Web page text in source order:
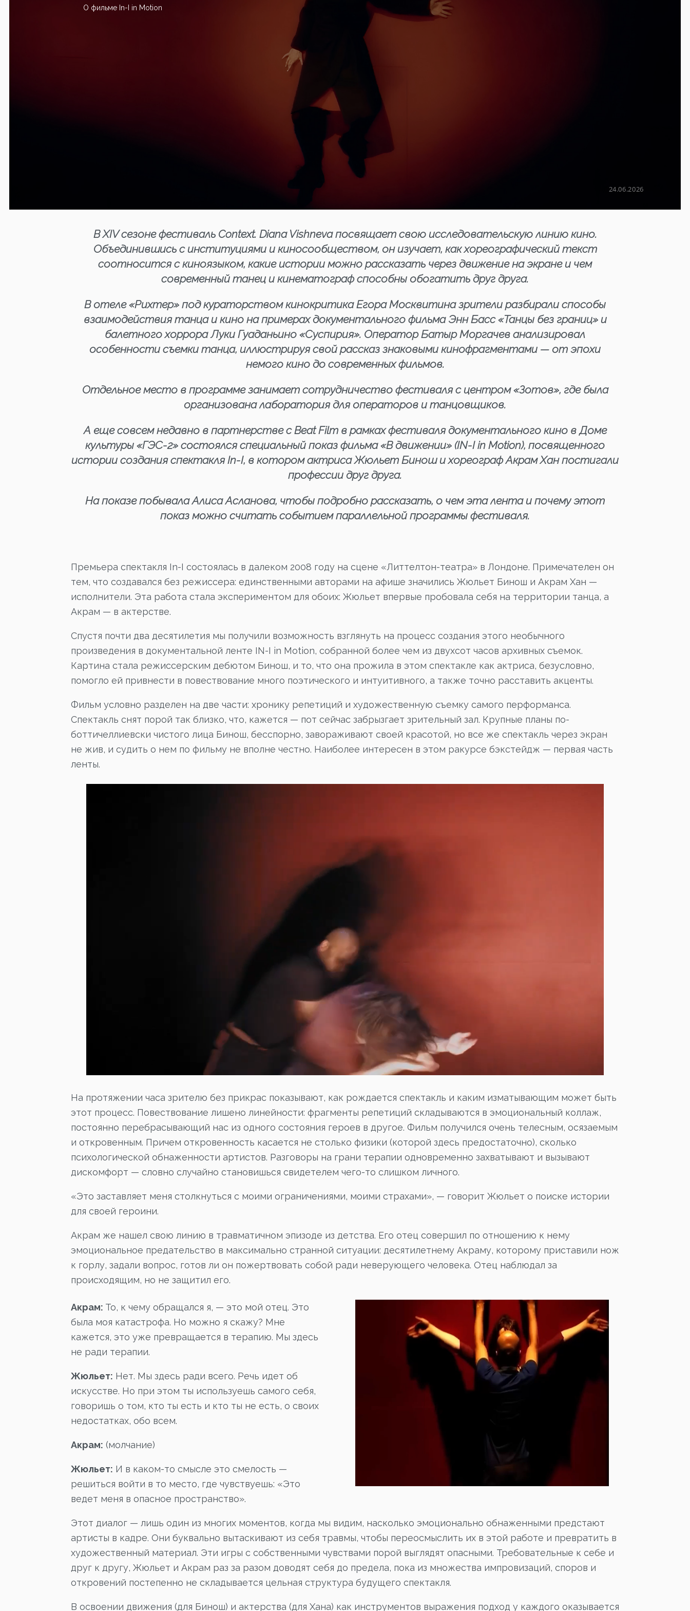
О фильме In-I in Motion
24.06.2026
В XIV сезоне фестиваль Context. Diana Vishneva посвящает свою исследовательскую линию кино.
Объединившись с институциями и киносообществом, он изучает, как хореографический текст
соотносится с киноязыком, какие истории можно рассказать через движение на экране и чем
современный танец и кинематограф способны обогатить друг друга.
В отеле «Рихтер» под кураторством кинокритика Егора Москвитина зрители разбирали способы
взаимодействия танца и кино на примерах документального фильма Энн Басс «Танцы без границ» и
балетного хоррора Луки Гуаданьино «Суспирия». Оператор Батыр Моргачев анализировал
особенности съемки танца, иллюстрируя свой рассказ знаковыми кинофрагментами — от эпохи
немого кино до современных фильмов.
Отдельное место в программе занимает сотрудничество фестиваля с центром «Зотов», где была
организована лаборатория для операторов и танцовщиков.
А еще совсем недавно в партнерстве с Beat Film в рамках фестиваля документального кино в Доме
культуры «ГЭС-2» состоялся специальный показ фильма «В движении» (IN-I in Motion), посвященного
истории создания спектакля In-I, в котором актриса Жюльет Бинош и хореограф Акрам Хан постигали
профессии друг друга.
На показе побывала Алиса Асланова, чтобы подробно рассказать, о чем эта лента и почему этот
показ можно считать событием параллельной программы фестиваля.
Премьера спектакля In-I состоялась в далеком 2008 году на сцене «Литтелтон-театра» в Лондоне. Примечателен он
тем, что создавался без режиссера: единственными авторами на афише значились Жюльет Бинош и Акрам Хан —
исполнители. Эта работа стала экспериментом для обоих: Жюльет впервые пробовала себя на территории танца, а
Акрам — в актерстве.
Спустя почти два десятилетия мы получили возможность взглянуть на процесс создания этого необычного
произведения в документальной ленте IN-I in Motion, собранной более чем из двухсот часов архивных съемок.
Картина стала режиссерским дебютом Бинош, и то, что она прожила в этом спектакле как актриса, безусловно,
помогло ей привнести в повествование много поэтического и интуитивного, а также точно расставить акценты.
Фильм условно разделен на две части: хронику репетиций и художественную съемку самого перформанса.
Спектакль снят порой так близко, что, кажется — пот сейчас забрызгает зрительный зал. Крупные планы по-
боттичеллиевски чистого лица Бинош, бесспорно, завораживают своей красотой, но все же спектакль через экран
не жив, и судить о нем по фильму не вполне честно. Наиболее интересен в этом ракурсе бэкстейдж — первая часть
ленты.
На протяжении часа зрителю без прикрас показывают, как рождается спектакль и каким изматывающим может быть
этот процесс. Повествование лишено линейности: фрагменты репетиций складываются в эмоциональный коллаж,
постоянно перебрасывающий нас из одного состояния героев в другое. Фильм получился очень телесным, осязаемым
и откровенным. Причем откровенность касается не столько физики (которой здесь предостаточно), сколько
психологической обнаженности артистов. Разговоры на грани терапии одновременно захватывают и вызывают
дискомфорт — словно случайно становишься свидетелем чего-то слишком личного.
«Это заставляет меня столкнуться с моими ограничениями, моими страхами», — говорит Жюльет о поиске истории
для своей героини.
Акрам же нашел свою линию в травматичном эпизоде из детства. Его отец совершил по отношению к нему
эмоциональное предательство в максимально странной ситуации: десятилетнему Акраму, которому приставили нож
к горлу, задали вопрос, готов ли он пожертвовать собой ради неверующего человека. Отец наблюдал за
происходящим, но не защитил его.
Акрам: То, к чему обращался я, — это мой отец. Это
была моя катастрофа. Но можно я скажу? Мне
кажется, это уже превращается в терапию. Мы здесь
не ради терапии.
Жюльет: Нет. Мы здесь ради всего. Речь идет об
искусстве. Но при этом ты используешь самого себя,
говоришь о том, кто ты есть и кто ты не есть, о своих
недостатках, обо всем.
Акрам: (молчание)
Жюльет: И в каком-то смысле это смелость —
решиться войти в то место, где чувствуешь: «Это
ведет меня в опасное пространство».
Этот диалог — лишь один из многих моментов, когда мы видим, насколько эмоционально обнаженными предстают
артисты в кадре. Они буквально вытаскивают из себя травмы, чтобы переосмыслить их в этой работе и превратить в
художественный материал. Эти игры с собственными чувствами порой выглядят опасными. Требовательные к себе и
друг к другу, Жюльет и Акрам раз за разом доводят себя до предела, пока из множества импровизаций, споров и
откровений постепенно не складывается цельная структура будущего спектакля.
В освоении движения (для Бинош) и актерства (для Хана) как инструментов выражения подход у каждого оказывается